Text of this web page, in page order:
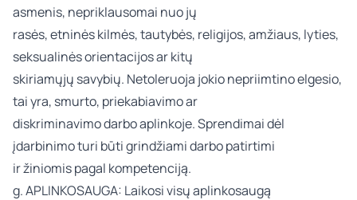
asmenis, nepriklausomai nuo jų
rasės, etninės kilmės, tautybės, religijos, amžiaus, lyties,
seksualinės orientacijos ar kitų
skiriamųjų savybių. Netoleruoja jokio nepriimtino elgesio,
tai yra, smurto, priekabiavimo ar
diskriminavimo darbo aplinkoje. Sprendimai dėl
įdarbinimo turi būti grindžiami darbo patirtimi
ir žiniomis pagal kompetenciją.
g. APLINKOSAUGA: Laikosi visų aplinkosaugą